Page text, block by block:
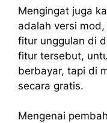
Mengingat juga
adalah versi
fitur unggulan di
fitur tersebut,
berbayar, tapi di
secara gratis.
Mengenai